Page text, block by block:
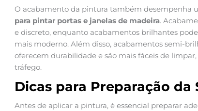
O acabamento da pintura também desempenha
para pintar portas e janelas de madeira.
e discreto, enquanto acabamentos brilhantes
mais moderno. Além disso, acabamentos semi-
oferecem durabilidade e são mais fáceis de
tráfego.
Dicas para Preparação da
Antes de aplicar a pintura, é essencial preparar